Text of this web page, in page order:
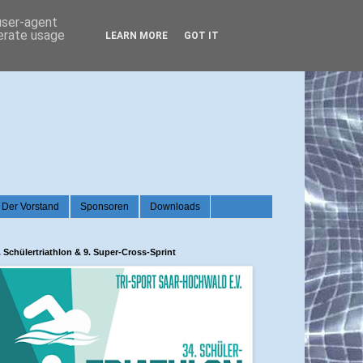
Der Vorstand Sponsoren Downloads
Schülertriathlon & 9. Super-Cross-Sprint
agent
usage
LEARN MORE GOT IT